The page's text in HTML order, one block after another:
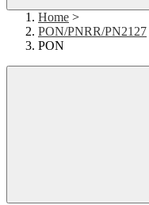
Home >
PON/PNRR/PN2127
PON